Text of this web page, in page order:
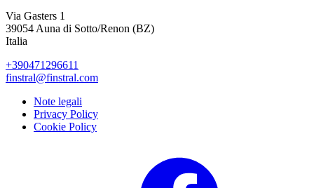
Via Gasters 1
39054 Auna di Sotto/Renon (BZ)
Italia
+390471296611
finstral@finstral.com
Note legali
Privacy Policy
Cookie Policy